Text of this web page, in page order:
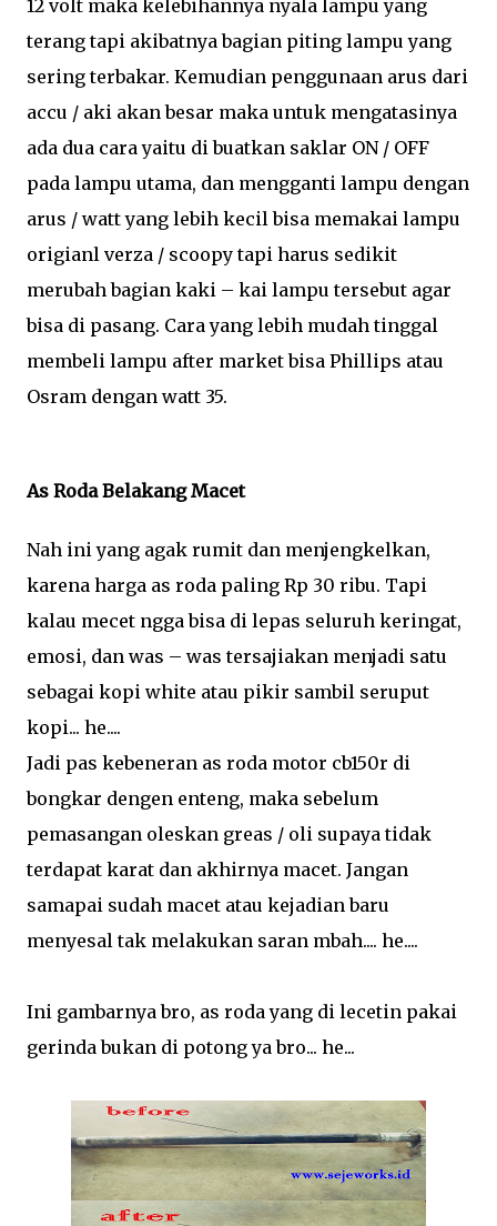
12 volt maka kelebihannya nyala lampu yang
terang tapi akibatnya bagian piting lampu yang
sering terbakar. Kemudian penggunaan arus dari
accu / aki akan besar maka untuk mengatasinya
ada dua cara yaitu di buatkan saklar ON / OFF
pada lampu utama, dan mengganti lampu dengan
arus / watt yang lebih kecil bisa memakai lampu
origianl verza / scoopy tapi harus sedikit
merubah bagian kaki – kai lampu tersebut agar
bisa di pasang. Cara yang lebih mudah tinggal
membeli lampu after market bisa Phillips atau
Osram dengan watt 35.
As Roda Belakang Macet
Nah ini yang agak rumit dan menjengkelkan,
karena harga as roda paling Rp 30 ribu. Tapi
kalau mecet ngga bisa di lepas seluruh keringat,
emosi, dan was – was tersajiakan menjadi satu
sebagai kopi white atau pikir sambil seruput
kopi... he....
Jadi pas kebeneran as roda motor cb150r di
bongkar dengen enteng, maka sebelum
pemasangan oleskan greas / oli supaya tidak
terdapat karat dan akhirnya macet. Jangan
samapai sudah macet atau kejadian baru
menyesal tak melakukan saran mbah.... he....
Ini gambarnya bro, as roda yang di lecetin pakai
gerinda bukan di potong ya bro... he...